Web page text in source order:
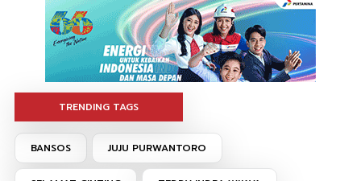
TRENDING TAGS
BANSOS JUJU PURWANTORO